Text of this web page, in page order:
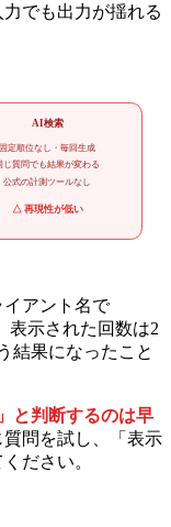
でも出力が揺れる
AI検索
固定順位なし・毎回生成
じ質問でも結果が変わる
公式の計測ツールなし
△ 再現性が低い
アント名で
表示された回数は2
結果になったこと
と判断するのは早
問を試し、「表示
ださい。